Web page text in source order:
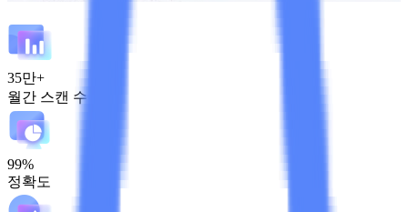
35만+
월간 스캔 수
99%
정확도